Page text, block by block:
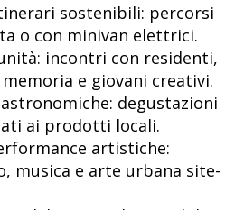
sostenibili: percorsi
o con minivan elettrici.
incontri con residenti,
e giovani creativi.
degustazioni
ai prodotti locali.
artistiche:
musica e arte urbana site-